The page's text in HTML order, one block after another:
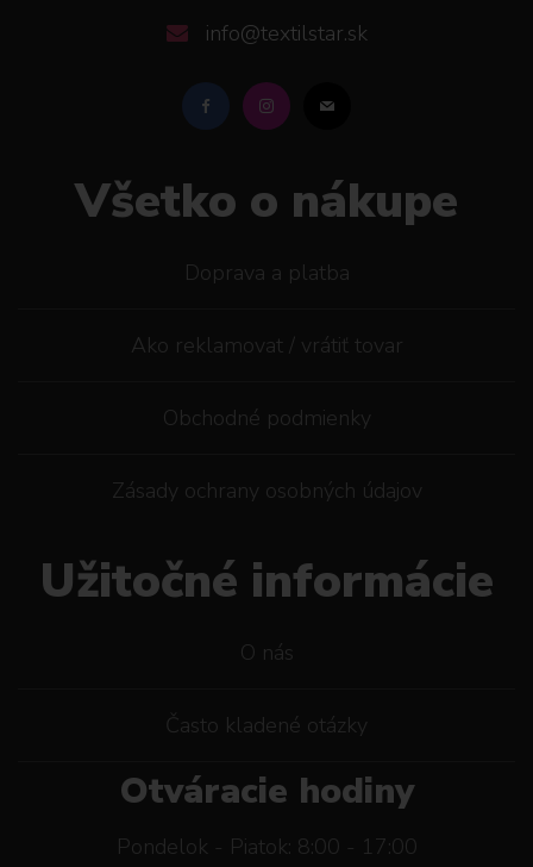
info@textilstar.sk
Všetko o nákupe
Doprava a platba
Ako reklamovat / vrátiť tovar
Obchodné podmienky
Zásady ochrany osobných údajov
Užitočné informácie
O nás
Často kladené otázky
Otváracie hodiny
Pondelok - Piatok: 8:00 - 17:00